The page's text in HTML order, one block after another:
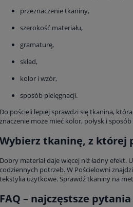
przeznaczenie tkaniny,
szerokość materiału,
gramaturę,
skład,
kolor i wzór,
sposób pielęgnacji.
Do pościeli lepiej sprawdzi się tkanina,
znaczenie może mieć kolor, połysk i
Wybierz tkaninę, z której
Dobry materiał daje więcej niż ładny
codziennych potrzeb. W Pościelowni
tekstylia użytkowe. Sprawdź tkaniny na
FAQ – najczęstsze